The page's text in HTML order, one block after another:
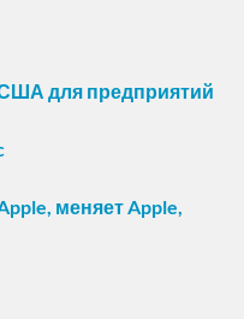
для предприятий
меняет Apple,